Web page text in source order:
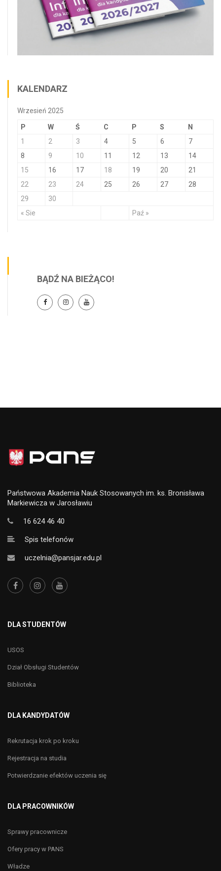
KALENDARZ
Wrzesień 2025
P W Ś C P S N
« Sie Paź »
1 2 3 4 5 6
7
8
9 10 11 12 13
14
15
16 17 18 19 20
21
22
23 24 25 26 27
28
29
30
BĄDŹ NA BIEŻĄCO!
Państwowa Akademia Nauk Stosowanych im. ks. Bronisława
Markiewicza w Jarosławiu
16 624 46 40
Spis telefonów
uczelnia@pansjar.edu.pl
DLA STUDENTÓW
USOS
Dział Obsługi Studentów
Biblioteka
DLA KANDYDATÓW
Rekrutacja krok po kroku
Rejestracja na studia
Potwierdzanie efektów uczenia się
DLA PRACOWNIKÓW
Sprawy pracownicze
Ofery pracy w PANS
Władze